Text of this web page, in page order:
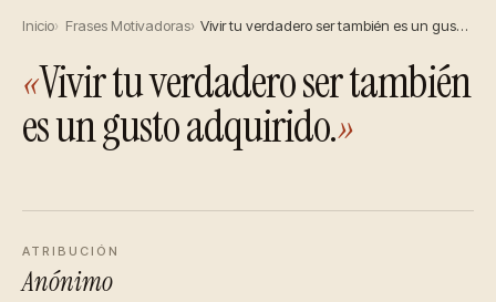
Inicio Frases Motivadoras Vivir tu verdadero ser también es un gus…
«Vivir tu verdadero ser también
es un gusto adquirido.»
ATRIBUCIÓN
Anónimo